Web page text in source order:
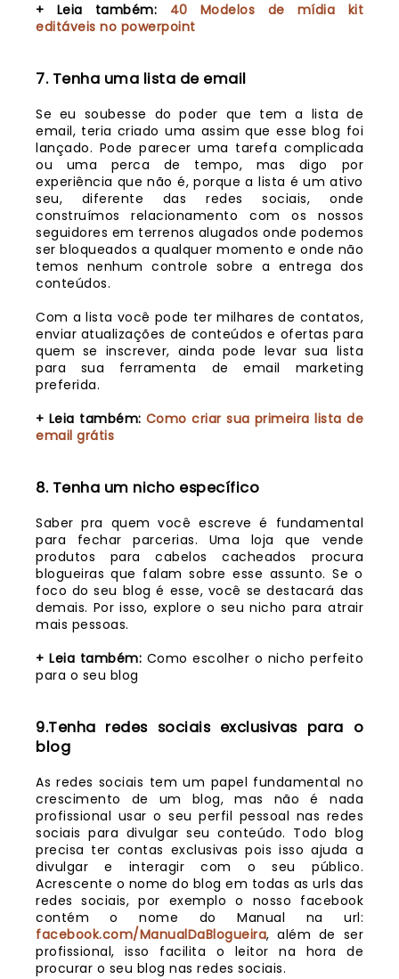
+ Leia também:
40 Modelos de mídia kit
editáveis no powerpoint
7. Tenha uma lista de email
Se eu soubesse do poder que tem a lista de
email, teria criado uma assim que esse blog foi
lançado. Pode parecer uma tarefa complicada
ou uma perca de tempo, mas digo por
experiência que não é, porque a lista é um ativo
seu, diferente das redes sociais, onde
construímos relacionamento com os nossos
seguidores em terrenos alugados onde podemos
ser bloqueados a qualquer momento e onde não
temos nenhum controle sobre a entrega dos
conteúdos.
Com a lista você pode ter milhares de contatos,
enviar atualizações de conteúdos e ofertas para
quem se inscrever, ainda pode levar sua lista
para sua ferramenta de email marketing
preferida.
+ Leia também: Como criar sua primeira lista de
email grátis
8. Tenha um nicho específico
Saber pra quem você escreve é fundamental
para fechar parcerias. Uma loja que vende
produtos para cabelos cacheados procura
blogueiras que falam sobre esse assunto. Se o
foco do seu blog é esse, você se destacará das
demais. Por isso, explore o seu nicho para atrair
mais pessoas.
+ Leia também: Como escolher o nicho perfeito
para o seu blog
9.Tenha redes sociais exclusivas para o
blog
As redes sociais tem um papel fundamental no
crescimento de um blog, mas não é nada
profissional usar o seu perfil pessoal nas redes
sociais para divulgar seu conteúdo. Todo blog
precisa ter contas exclusivas pois isso ajuda a
divulgar e interagir com o seu público.
Acrescente o nome do blog em todas as urls das
redes sociais, por exemplo o nosso facebook
contém o nome do Manual na url:
facebook.com/ManualDaBlogueira, além de ser
profissional, isso facilita o leitor na hora de
procurar o seu blog nas redes sociais.